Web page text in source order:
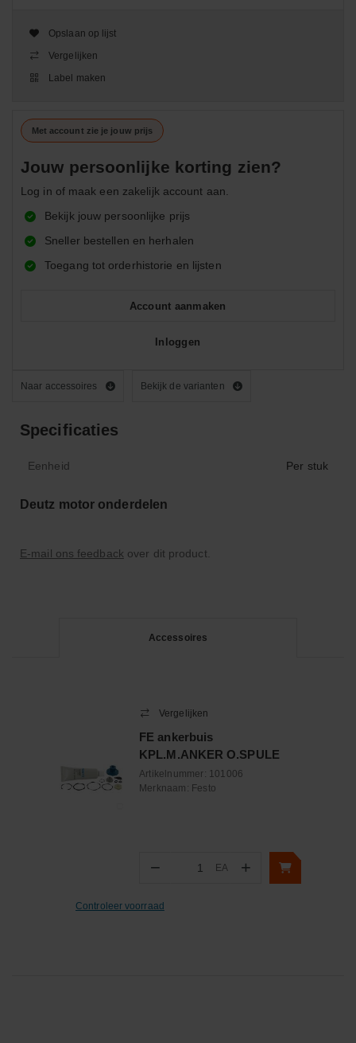
Naar accessoires Bekijk de varianten
Specificaties
Eenheid Per stuk
Deutz motor onderdelen
E-mail ons feedback over dit product.
Opslaan op lijst
Vergelijken
Label maken
Met account zie je jouw prijs
Jouw persoonlijke korting zien?
Log in of maak een zakelijk account aan.
Bekijk jouw persoonlijke prijs
Sneller bestellen en herhalen
Toegang tot orderhistorie en lijsten
Account aanmaken
Inloggen
Accessoires
Vergelijken
FE ankerbuis
KPL.M.ANKER O.SPULE
Artikelnummer: 101006
Merknaam: Festo
− Aantal
EA +
Controleer voorraad